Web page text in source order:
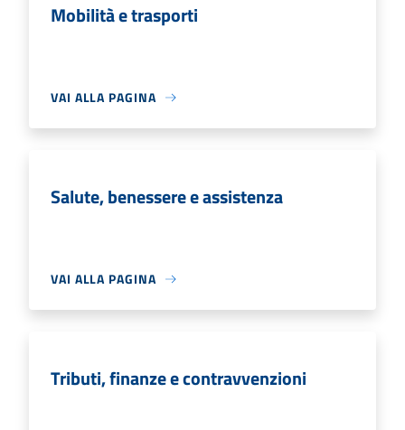
Mobilità e trasporti
VAI ALLA PAGINA
Salute, benessere e assistenza
VAI ALLA PAGINA
Tributi, finanze e contravvenzioni